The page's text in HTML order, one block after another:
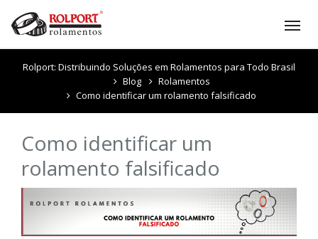
Rolport: Distribuindo Soluções em Rolamentos para Todo Brasil
Blog
Rolamentos
Como identificar um rolamento falsificado
Como identificar um
rolamento falsificado